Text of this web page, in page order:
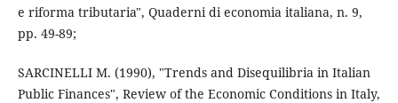
e riforma tributaria", Quaderni di economia italiana, n. 9,
pp. 49-89;
SARCINELLI M. (1990), "Trends and Disequilibria in Italian
Public Finances", Review of the Economic Conditions in Italy,